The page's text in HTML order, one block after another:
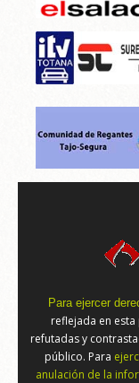
Para ejercer
reflejada en
refutadas y
público. Para
anulación de la